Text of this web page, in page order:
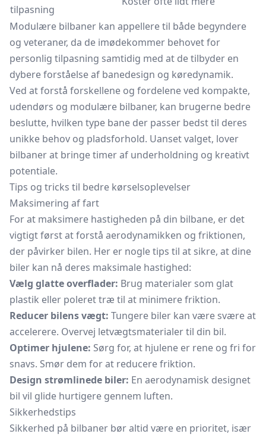
tilpasning
Modulære bilbaner kan appellere til både begyndere
og veteraner, da de imødekommer behovet for
personlig tilpasning samtidig med at de tilbyder en
dybere forståelse af banedesign og køredynamik.
Ved at forstå forskellene og fordelene ved kompakte,
udendørs og modulære bilbaner, kan brugerne bedre
beslutte, hvilken type bane der passer bedst til deres
unikke behov og pladsforhold. Uanset valget, lover
bilbaner at bringe timer af underholdning og kreativt
potentiale.
Tips og tricks til bedre kørselsoplevelser
Maksimering af fart
For at maksimere hastigheden på din bilbane, er det
vigtigt først at forstå aerodynamikken og friktionen,
der påvirker bilen. Her er nogle tips til at sikre, at dine
biler kan nå deres maksimale hastighed:
Vælg glatte overflader: Brug materialer som glat
plastik eller poleret træ til at minimere friktion.
Reducer bilens vægt: Tungere biler kan være svære at
accelerere. Overvej letvægtsmaterialer til din bil.
Optimer hjulene: Sørg for, at hjulene er rene og fri for
snavs. Smør dem for at reducere friktion.
Design strømlinede biler: En aerodynamisk designet
bil vil glide hurtigere gennem luften.
Sikkerhedstips
Sikkerhed på bilbaner bør altid være en prioritet, især